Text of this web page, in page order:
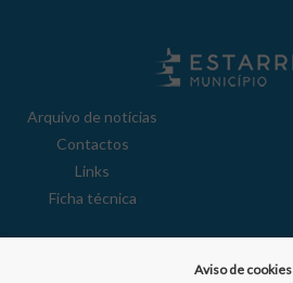
Arquivo de notícias
Contactos
Links
Ficha técnica
Aviso de cookies